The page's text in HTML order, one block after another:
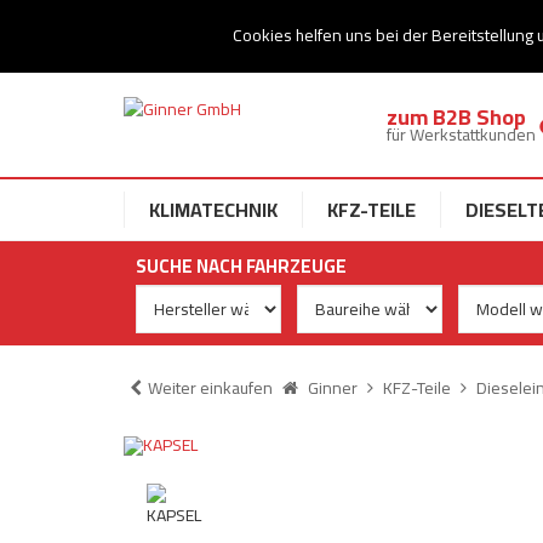
Cookies helfen uns bei der Bereitstellung
Ihr Speziallist für Dieseltechnik
zum B2B Shop
für Werkstattkunden
KLIMATECHNIK KFZ-TEILE
SUCHE NACH FAHRZEUGE
Weiter einkaufen Ginner KFZ-Teile